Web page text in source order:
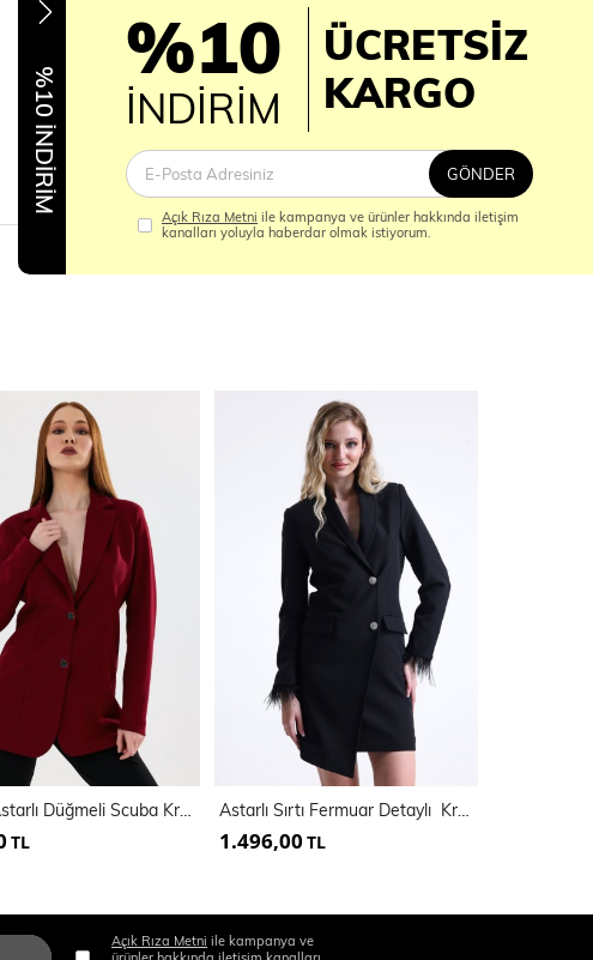
Vizon Astarlı Düğmeli Scuba Krep Ceket | Ckt35446
TL
Astarlı Sırtı Fermuar Detaylı Kruvaze Ceket | Ckt35223
1.496,00 TL
%10 İNDİRİM
%10
İNDİRİM
ÜCRETSİZ
KARGO
GÖNDER
Açık Rıza Metni ile kampanya ve ürünler hakkında iletişim
kanalları yoluyla haberdar olmak istiyorum.
Açık Rıza Metni ile kampanya ve